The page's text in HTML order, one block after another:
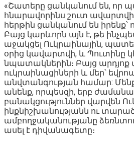
«Շատերը ցանկանում են, որ
հնարավորինս շուտ
հերթին ցանկանում են իրենք՝
Բայց կարևորն այն է, թե
աջակցել Ուկրաինային,
օրից կավարտվի, և Պուտինը
նպատակներին։ Բայց արդյոք
ուկրաինացիների և մեր՝
անվտանգության համար:
անենք, որպեսզի, երբ
բանակցություններ վարվեն
ինքնիշխանությանն ու
ամբողջականությանը
ասել է դիվանագետը։